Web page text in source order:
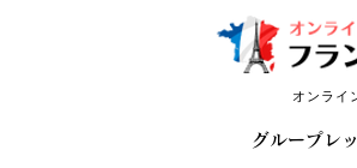
オンライ
グループレ